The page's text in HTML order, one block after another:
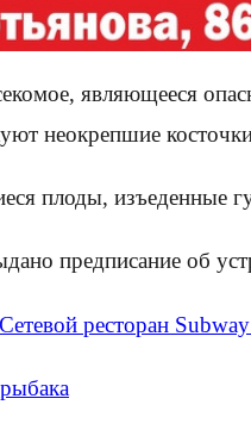
являющееся
неокрепшие
плоды, изъеденные
предписание об
Сетевой ресторан